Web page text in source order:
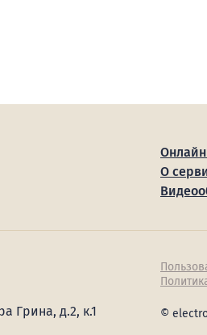
О
Грина, д.2, к.1
©